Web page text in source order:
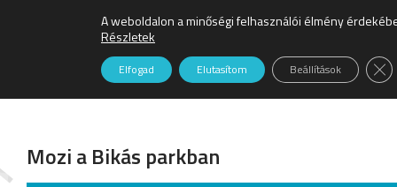
Szabadtér
Mozi a Bikás parkban
A weboldalon a minőségi felhasználói élmény
Részletek
Elfogad Elutasítom Beállítások